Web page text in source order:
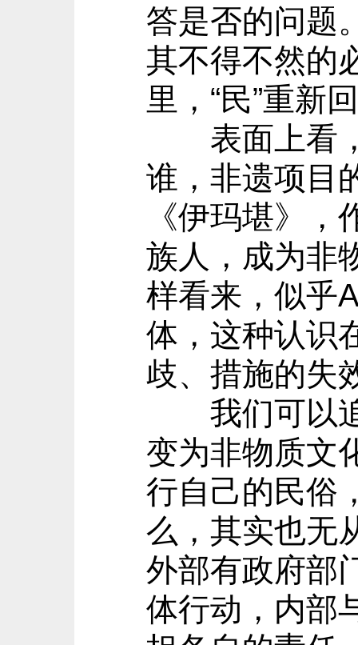
答是否的问题
其不得不然的
里，“民”重新
表面上看，
谁，非遗项目
《伊玛堪》
族人，成为非
样看来，似乎
体，这种认识
歧、措施的失
我们可以追
变为非物质文
行自己的民俗
么，其实也无
外部有政府部
体行动，内部